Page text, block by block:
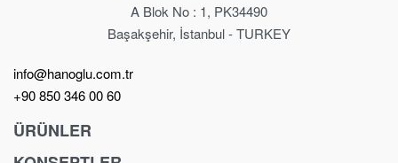
A Blok No : 1, PK34490
Başakşehir, İstanbul - TURKEY
info@hanoglu.com.tr
+90 850 346 00 60
ÜRÜNLER